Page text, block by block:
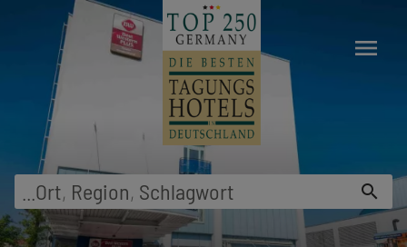
Ort, Region, Schlagwort search
menu